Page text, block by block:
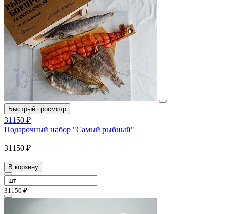
Быстрый просмотр
31150 ₽
Подарочный набор "Самый рыбный"
31150 ₽
В корзину
31150 ₽